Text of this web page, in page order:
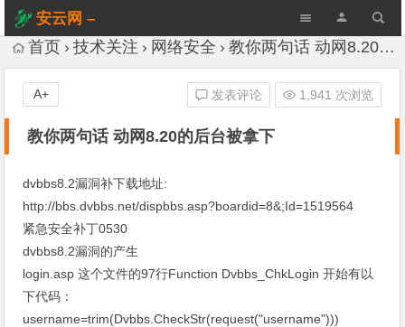
安云网 –
AnYun.ORG
首页 技术关注 网络安全 教你两句话 动网8.20的后台被拿下
教你两句话 动网8.20的后台被拿下
发表评论 1,941 次浏览
A+
dvbbs8.2漏洞补下载地址:
http://bbs.dvbbs.net/dispbbs.asp?boardid=8&;Id=1519564
紧急安全补丁0530
dvbbs8.2漏洞的产生
login.asp 这个文件的97行Function Dvbbs_ChkLogin 开始有以
下代码：
username=trim(Dvbbs.CheckStr(request("username")))